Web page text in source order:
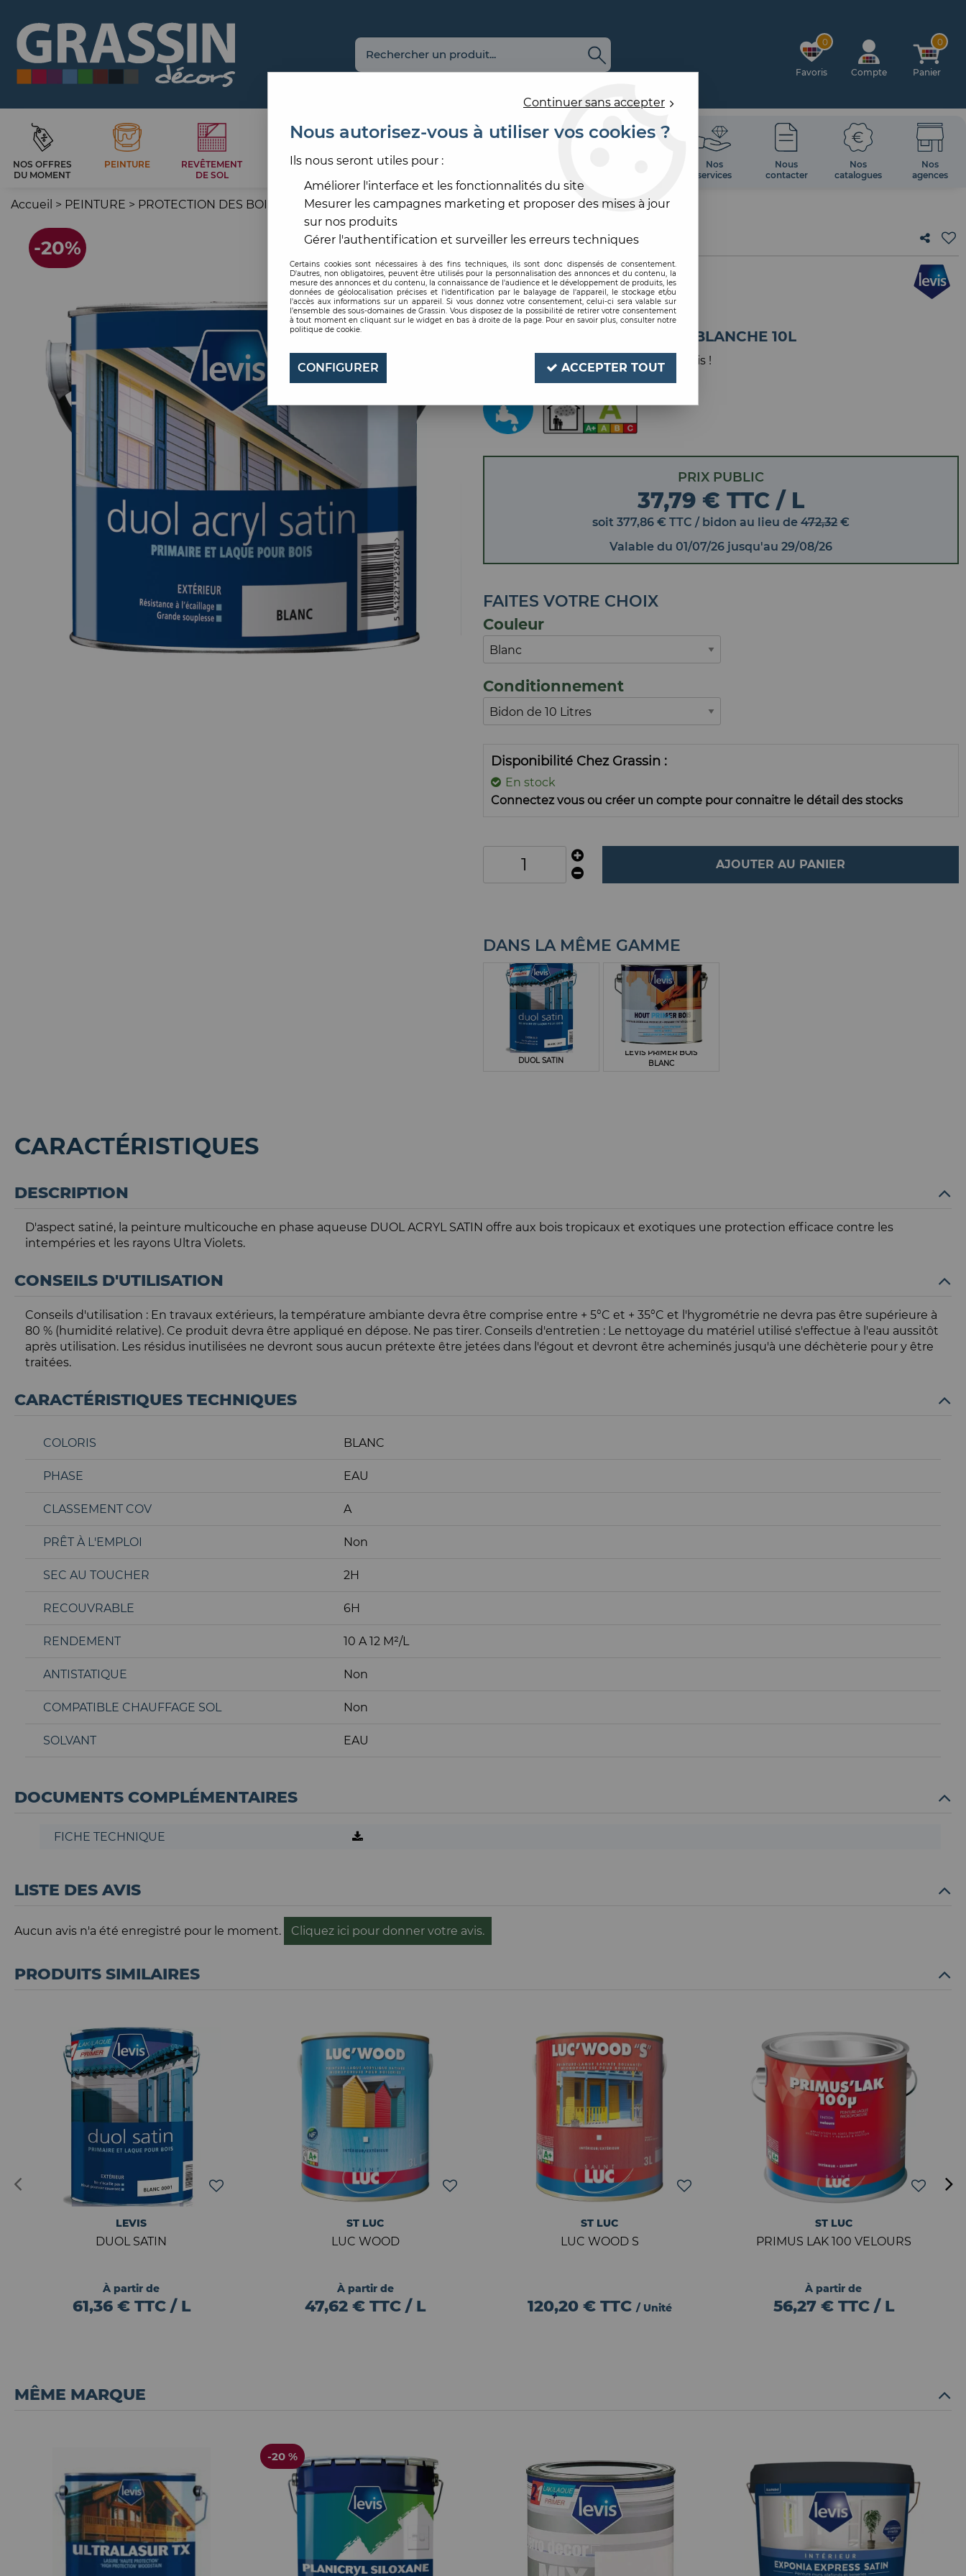
0
Favoris Compte
0
Panier
NOS OFFRES
DU MOMENT
PEINTURE
REVÊTEMENT
DE SOL
CARRELAGE
REVÊTEMENT
OUTILLAGE
Nos
services
Nous
contacter
Nos
catalogues
Nos
agences
Accueil > PEINTURE > PROTECTION DES BOIS PEINTURE BOIS EXTÉRIEUR >DUOL ACRYL SATIN
-20% LEVIS
Code produit : 195793
DUOL ACRYL SATIN
PEINTURE MICROPOREUSE BLANCHE 10L
Soyez le premier à donner votre avis !
PRIX PUBLIC
37,79 € TTC / L
soit 377,86 € TTC / bidon au lieu de 472,32 €
Valable du 01/07/26 jusqu'au 29/08/26
FAITES VOTRE CHOIX
Couleur
Conditionnement
Disponibilité Chez Grassin
En stock
Connectez vous ou créer un compte pour connaitre le détail des stocks
AJOUTER AU PANIER
DANS LA MÊME GAMME
DUOL SATIN
LEVIS PRIMER BOIS
BLANC
CARACTÉRISTIQUES
DESCRIPTION
D'aspect satiné, la peinture multicouche en phase aqueuse DUOL ACRYL SATIN offre aux bois tropicaux et exotiques une protection efficace contre les
intempéries et les rayons Ultra Violets.
CONSEILS D'UTILISATION
Conseils d'utilisation : En travaux extérieurs, la température ambiante devra être comprise entre + 5°C et + 35°C et l'hygrométrie ne devra pas être supérieure à
80 % (humidité relative). Ce produit devra être appliqué en dépose. Ne pas tirer. Conseils d'entretien : Le nettoyage du matériel utilisé s'effectue à l'eau aussitôt
après utilisation. Les résidus inutilisées ne devront sous aucun prétexte être jetées dans l'égout et devront être acheminés jusqu'à une déchèterie pour y être
traitées.
CARACTÉRISTIQUES TECHNIQUES
COLORIS BLANC
PHASE EAU
CLASSEMENT COV A
PRÊT À L'EMPLOI Non
SEC AU TOUCHER 2H
RECOUVRABLE 6H
RENDEMENT 10 A 12 M²/L
ANTISTATIQUE Non
COMPATIBLE CHAUFFAGE SOL Non
SOLVANT EAU
DOCUMENTS COMPLÉMENTAIRES
FICHE TECHNIQUE
LISTE DES AVIS
Aucun avis n'a été enregistré pour le moment. Cliquez ici pour donner votre avis.
PRODUITS SIMILAIRES
LEVIS
DUOL SATIN
À partir de
61,36 € TTC / L
ST LUC
LUC WOOD
À partir de
47,62 € TTC / L
ST LUC
LUC WOOD S
120,20 € TTC / Unité
ST LUC
PRIMUS LAK 100 VELOURS
À partir de
56,27 € TTC / L
MÊME MARQUE
-20 %
Continuer sans accepter
Nous autorisez-vous à utiliser vos cookies ?
Ils nous seront utiles pour :
Améliorer l'interface et les fonctionnalités du site
Mesurer les campagnes marketing et proposer des mises à jour
sur nos produits
Gérer l'authentification et surveiller les erreurs techniques
Certains cookies sont nécessaires à des fins techniques, ils sont donc dispensés de consentement.
D'autres, non obligatoires, peuvent être utilisés pour la personnalisation des annonces et du contenu, la
mesure des annonces et du contenu, la connaissance de l'audience et le développement de produits, les
données de géolocalisation précises et l'identification par le balayage de l'appareil, le stockage et/ou
l'accès aux informations sur un appareil. Si vous donnez votre consentement, celui-ci sera valable sur
l’ensemble des sous-domaines de Grassin. Vous disposez de la possibilité de retirer votre consentement
à tout moment en cliquant sur le widget en bas à droite de la page. Pour en savoir plus, consulter notre
politique de cookie.
CONFIGURER ACCEPTER TOUT